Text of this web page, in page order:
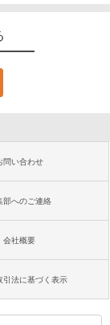
問い合わせ
部へのご連絡
会社概要
引法に基づく表示